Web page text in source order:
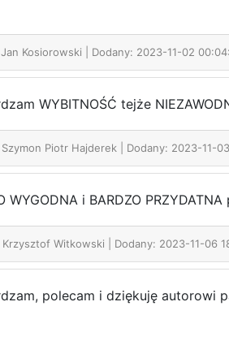
Jan Kosiorowski | Dodany: 2023-11-02
WYBITNOŚĆ tejże
Szymon Piotr Hajderek | Dodany: 2023-11-
WYGODNA i BARDZO
| Krzysztof Witkowski | Dodany: 2023-11-06
polecam i dziękuję autorowi